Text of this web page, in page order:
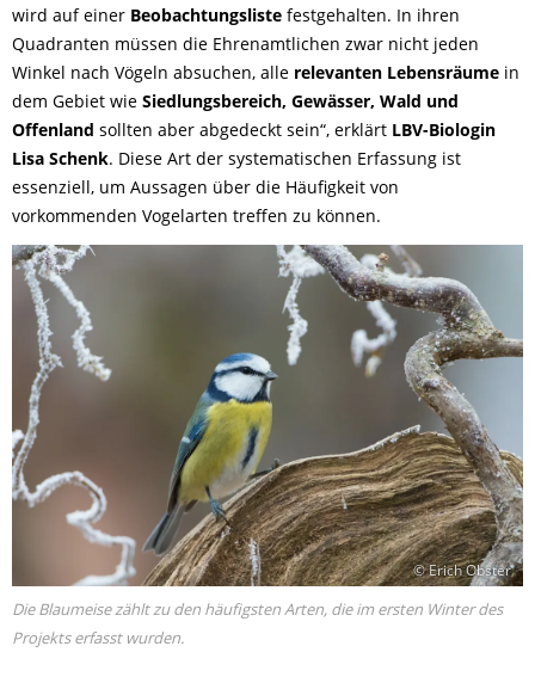
wird auf einer Beobachtungsliste festgehalten. In ihren
Quadranten müssen die Ehrenamtlichen zwar nicht jeden
Winkel nach Vögeln absuchen, alle relevanten Lebensräume in
dem Gebiet wie Siedlungsbereich, Gewässer, Wald und
Offenland sollten aber abgedeckt sein“, erklärt LBV-Biologin
Lisa Schenk. Diese Art der systematischen Erfassung ist
essenziell, um Aussagen über die Häufigkeit von
vorkommenden Vogelarten treffen zu können.
© Erich Obster
Die Blaumeise zählt zu den häufigsten Arten, die im ersten Winter des
Projekts erfasst wurden.